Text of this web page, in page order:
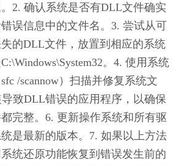
2. 确认系统是否有DLL文件确实
误信息中的文件名。3. 尝试从可
的DLL文件，放置到相应的系统
。4. 使用系统
/scannow）扫描并修复系统文
致DLL错误的应用程序，以确保
完整。6. 更新操作系统和所有驱
是最新的版本。7. 如果以上方法
统还原功能恢复到错误发生前的